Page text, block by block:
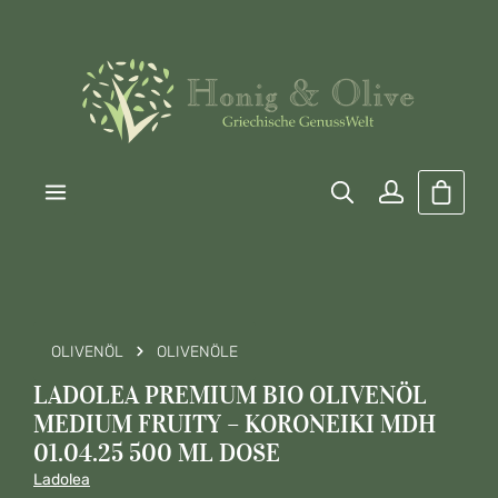
OLIVENÖL OLIVENÖLE
LADOLEA PREMIUM BIO OLIVENÖL
MEDIUM FRUITY – KORONEIKI MDH
01.04.25 500 ML DOSE
Ladolea